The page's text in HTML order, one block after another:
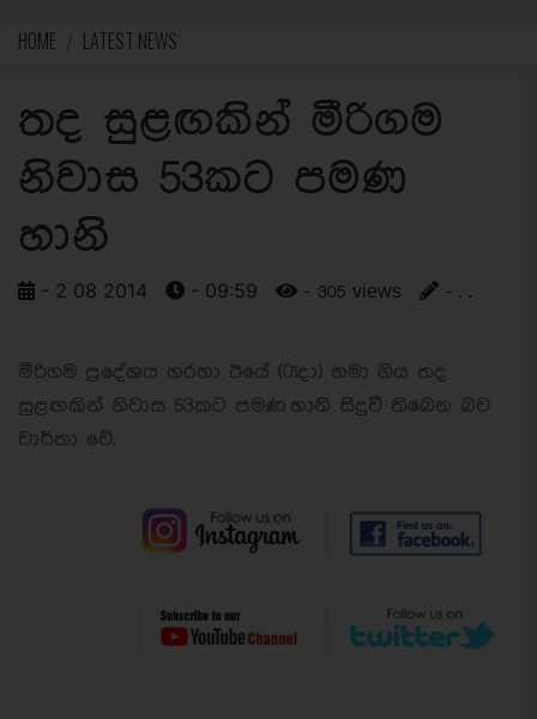
HOME LATEST NEWS
තද සුළඟකින් මීරිගම
නිවාස 53කට පමණ
හානි
- 2 08 2014 - 09:59 - 305 views - . .
මීරිගම ප‍්‍රදේශය හරහා ඊයේ (01දා) හමා ගිය තද
සුළඟකින් නිවාස 53කට පමණ හානි සිදුවී තිබෙන බව
වාර්තා වේ.